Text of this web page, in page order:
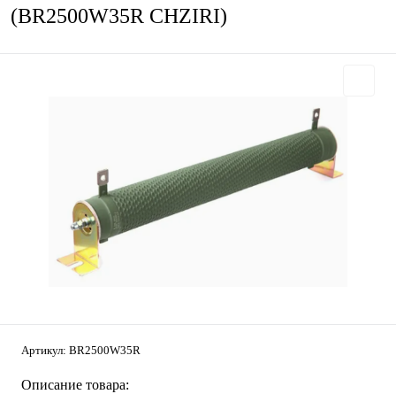
(BR2500W35R CHZIRI)
Артикул: BR2500W35R
Описание товара: